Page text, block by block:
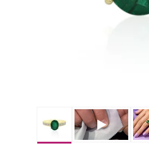
in Berlin